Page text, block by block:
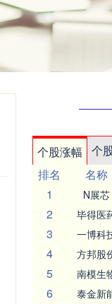
个股涨幅 个
排名
名称
1
N展芯
2 毕得医
3 一博科
4 方邦股
5 南模生
6 泰金新